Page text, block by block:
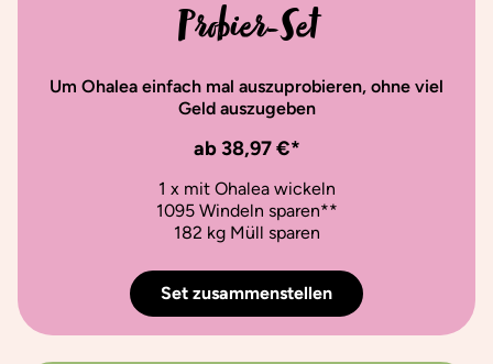
Probier-Set
Um Ohalea einfach mal auszuprobieren, ohne viel
Geld auszugeben
ab 38,97 €*
1 x mit Ohalea wickeln
1095 Windeln sparen**
182 kg Müll sparen
Set zusammenstellen